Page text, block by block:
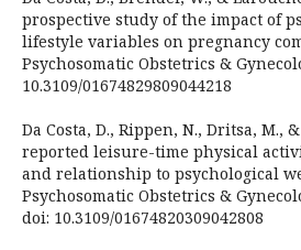
prospective study of the impact of
lifestyle variables on pregnancy
Psychosomatic Obstetrics &
10.3109/01674829809044218
Da Costa, D., Rippen, N., Dritsa, M.,
reported leisure-time physical
and relationship to psychological
Psychosomatic Obstetrics &
doi: 10.3109/01674820309042808